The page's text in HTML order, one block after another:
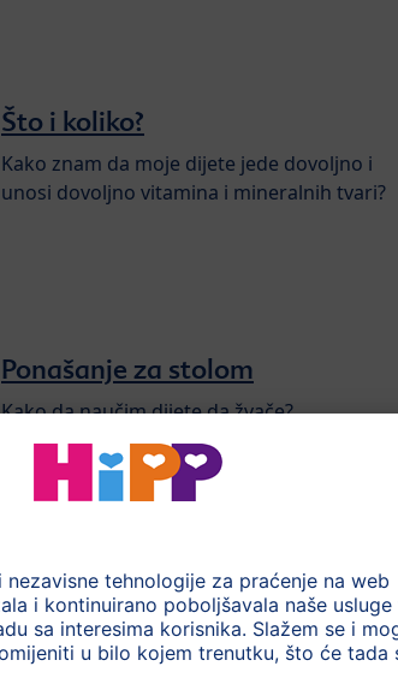
Što i koliko?
Kako znam da moje dijete jede dovoljno i
unosi dovoljno vitamina i mineralnih tvari?
Ponašanje za stolom
Kako da naučim dijete da žvače?
Koliko dijete treba piti?
Žeđ djeteta se mijenja iz dana u dan...